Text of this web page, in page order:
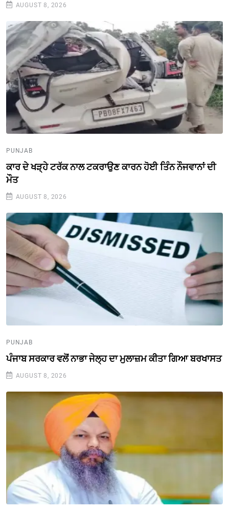
AUGUST 8, 2026
PUNJAB
ਕਾਰ ਦੇ ਖੜ੍ਹੇ ਟਰੱਕ ਨਾਲ ਟਕਰਾਉਣ ਕਾਰਨ ਹੋਈ ਤਿੰਨ ਨੌਜਵਾਨਾਂ ਦੀ
ਮੌਤ
AUGUST 8, 2026
PUNJAB
ਪੰਜਾਬ ਸਰਕਾਰ ਵਲੋਂ ਨਾਭਾ ਜੇਲ੍ਹ ਦਾ ਮੁਲਾਜ਼ਮ ਕੀਤਾ ਗਿਆ ਬਰਖਾਸਤ
AUGUST 8, 2026